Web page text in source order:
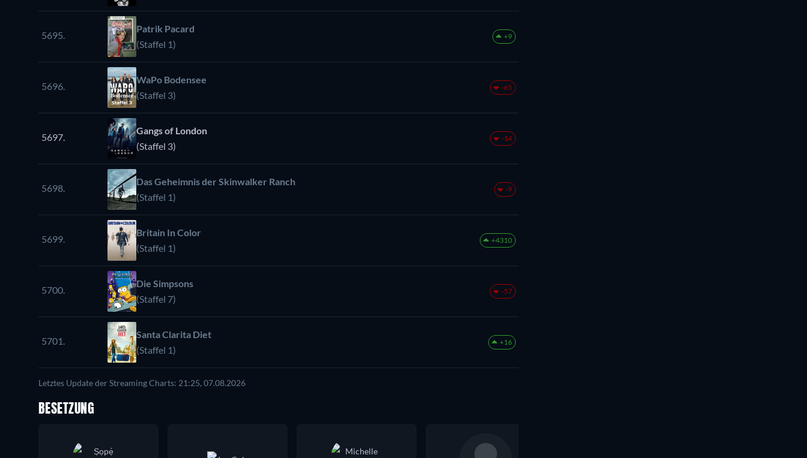
5695.
Patrik Pacard
(Staffel 1)
+9
5696.
WaPo Bodensee
(Staffel 3)
-65
5697.
Gangs of London
(Staffel 3)
-14
5698.
Das Geheimnis der Skinwalker Ranch
(Staffel 1)
-9
5699.
Britain In Color
(Staffel 1)
+4310
5700.
Die Simpsons
(Staffel 7)
-57
5701.
Santa Clarita Diet
(Staffel 1)
+16
Letztes Update der Streaming Charts: 21:25, 07.08.2026
BESETZUNG